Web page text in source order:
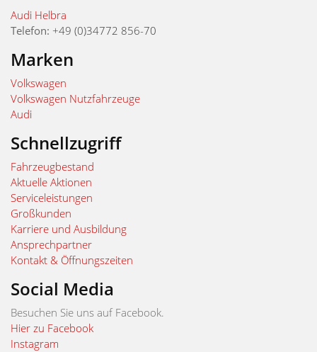
Audi Helbra
Telefon: +49 (0)34772 856-70
Marken
Volkswagen
Volkswagen Nutzfahrzeuge
Audi
Schnellzugriff
Fahrzeugbestand
Aktuelle Aktionen
Serviceleistungen
Großkunden
Karriere und Ausbildung
Ansprechpartner
Kontakt & Öffnungszeiten
Social Media
Besuchen Sie uns auf Facebook.
Hier zu Facebook
Instagram